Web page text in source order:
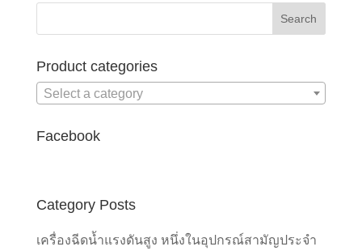
Product categories
Select a category
Facebook
Category Posts
เครื่องฉีดน้ำแรงดันสูง หนึ่งในอุปกรณ์สามัญประจำ